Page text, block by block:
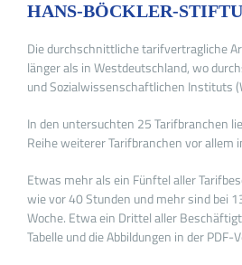
HANS-BÖCKLER-
Die durchschnittliche tarifvertragliche
länger als in Westdeutschland, wo
und Sozialwissenschaftlichen Instituts
In den untersuchten 25 Tarifbranchen
Reihe weiterer Tarifbranchen vor allem
Etwas mehr als ein Fünftel aller
wie vor 40 Stunden und mehr sind bei
Woche. Etwa ein Drittel aller
Tabelle und die Abbildungen in der PDF-